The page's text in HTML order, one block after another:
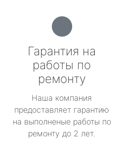
Гарантия на
работы по
ремонту
Наша компания
предоставляет гарантию
на выполненые работы по
ремонту до 2 лет.